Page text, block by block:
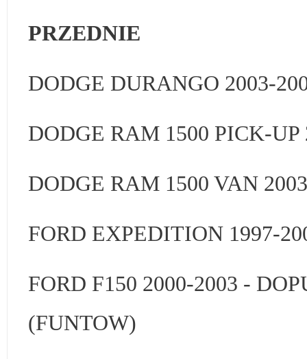
PRZEDNIE
DODGE DURANGO 2003-
DODGE RAM 1500 PICK-UP
DODGE RAM 1500 VAN 2003
FORD EXPEDITION 1997-
FORD F150 2000-2003 -
(FUNTOW)